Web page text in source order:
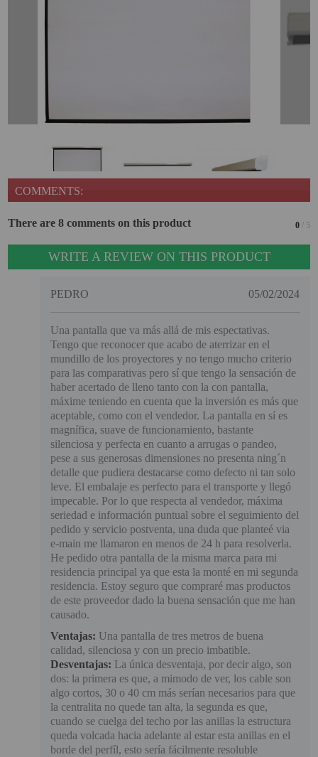
COMMENTS:
There are 8 comments on this product 0/ 5
WRITE A REVIEW ON THIS PRODUCT
PEDRO 05/02/2024
Una pantalla que va más allá de mis espectativas.
Tengo que reconocer que acabo de aterrizar en el
mundillo de los proyectores y no tengo mucho criterio
para las comparativas pero sí que tengo la sensación de
haber acertado de lleno tanto con la con pantalla,
máxime teniendo en cuenta que la inversión es más que
aceptable, como con el vendedor. La pantalla en sí es
magnífica, suave de funcionamiento, bastante
silenciosa y perfecta en cuanto a arrugas o pandeo,
pese a sus generosas dimensiones no presenta ning´n
detalle que pudiera destacarse como defecto ni tan solo
leve. El embalaje es perfecto para el transporte y llegó
impecable. Por lo que respecta al vendedor, máxima
seriedad e información puntual sobre el seguimiento del
pedido y servicio postventa, una duda que planteé via
e-main me llamaron en menos de 24 h para resolverla.
He pedido otra pantalla de la misma marca para mi
residencia principal ya que esta la monté en mi segunda
residencia. Estoy seguro que compraré mas productos
de este proveedor dado la buena sensación que me han
causado.
Ventajas: Una pantalla de tres metros de buena
calidad, silenciosa y con un precio imbatible.
Desventajas: La única desventaja, por decir algo, son
dos: la primera es que, a mimodo de ver, los cable son
algo cortos, 30 o 40 cm más serían necesarios para que
la centralita no quede tan alta, la segunda es que,
cuando se cuelga del techo por las anillas la estructura
queda volcada hacia adelante al estar esta anillas en el
borde del perfíl, esto sería fácilmente resoluble